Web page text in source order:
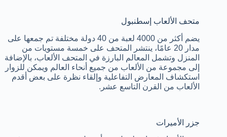
متحف الألعاب إسطنبول
يضم أكثر من 4000 لعبة من 40 دولة مختلفة تم جمعها على
مدار 20 عامًا، ينتشر المتحف على خمسة مستويات من
المنزل وتشمل المعالم البارزة في المتحف الألعاب، بالإضافة
إلى مجموعة من الألعاب من جميع أنحاء العالم ويمكن للزوار
استكشاف المعارض التفاعلية وإلقاء نظرة على بعض أقدم
الألعاب من القرن التاسع عشر.
جزر الأميرات